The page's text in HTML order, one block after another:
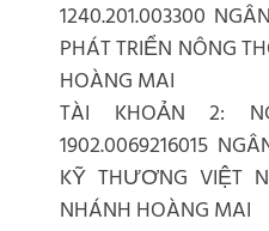
1240.201.003300
PHÁT TRIỂN NÔNG
HOÀNG MAI
TÀI KHOẢN 2:
1902.0069216015
KỸ THƯƠNG VIỆT
NHÁNH HOÀNG MAI